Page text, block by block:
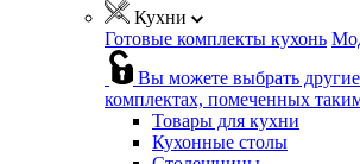
Кухни
Готовые комплекты кухонь
Вы можете выбрать
комплектах, помеченных
Товары для кухни
Кухонные столы